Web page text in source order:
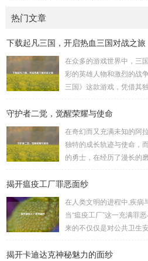
热门文章
下载起凡三国，开启热血三国对战之旅
在众多的游戏世界中，三
彩的英雄人物和激烈的战
三国》这款游戏，凭借其
何进行起凡三国下载,开启
以化身为三国时期的知名
的诸葛亮、忠义双全的关
陷阵、排兵布阵，游戏中
守护者二觉，觉醒荣耀与使命
在奇幻而又充满未知的阿
独特的成长轨迹与使命，
的勇士，在经历了漫长的
大陆的那一刻起，便肩负
来自各方的邪恶势力，最
意志，在一次次战斗中积
恐怖的地下墓穴，还是在
揭开瘟疫工厂罪恶面纱
在人类文明的进程中,疾病
当“瘟疫工厂”这一充满罪
来的不仅仅是对公共卫生
是一些别有用心的势力为
揭开卡迪达克神秘魅力的面纱